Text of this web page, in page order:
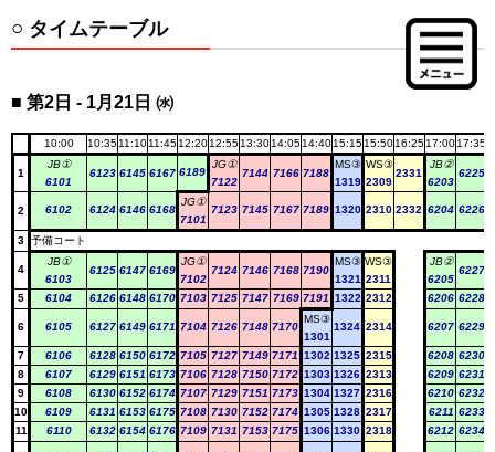
タイムテーブル
第2日 - 1月21日 ㈬
10:00 10:3511:1011:4512:2012:5513:3014:0514:4015:1515:5016:2517:0017:35
1
JB①
6101
6123 6145 6167 6189
JG①
7122
7144 7166 7188
MS③
1319
WS③
2309
2331
JB②
6203
6225
2 6102 6124 6146 6168
JG①
7101
7123 7145 7167 7189 1320 2310 2332 6204 6226
3 予備コート
4
JB①
6103
6125 6147 6169
JG①
7102
7124 7146 7168 7190
MS③
1321
WS③
2311
JB②
6205
6227
5 6104 6126 6148 6170 7103 7125 7147 7169 7191 1322 2312 6206 6228
6 6105 6127 6149 6171 7104 7126 7148 7170
MS③
1301
1324 2314 6207 6229
7 6106 6128 6150 6172 7105 7127 7149 7171 1302 1325 2315 6208 6230
8
6107 6129 6151 6173 7106 7128 7150 7172 1303 1326 2313 6209 6231
9
6108 6130 6152 6174 7107 7129 7151 7173 1304 1327 2316 6210 6232
10
6109 6131 6153 6175 7108 7130 7152 7174 1305 1328 2317 6211 6233
11
6110 6132 6154 6176 7109 7131 7153 7175 1306 1330 2318 6212 6234